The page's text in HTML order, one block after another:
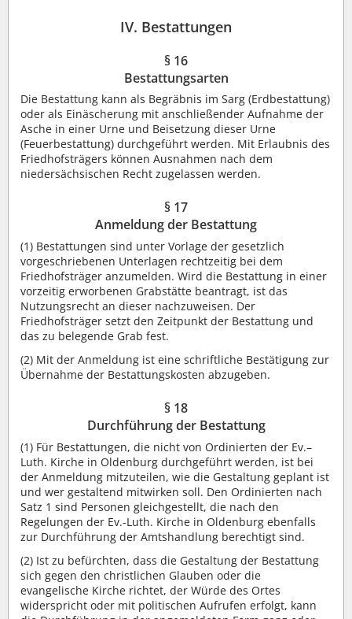
IV. Bestattungen
§ 16
Bestattungsarten
Die Bestattung kann als Begräbnis im Sarg (Erdbestattung)
oder als Einäscherung mit anschließender Aufnahme der
Asche in einer Urne und Beisetzung dieser Urne
(Feuerbestattung) durchgeführt werden. Mit Erlaubnis des
Friedhofsträgers können Ausnahmen nach dem
niedersächsischen Recht zugelassen werden.
§ 17
Anmeldung der Bestattung
(1) Bestattungen sind unter Vorlage der gesetzlich
vorgeschriebenen Unterlagen rechtzeitig bei dem
Friedhofsträger anzumelden. Wird die Bestattung in einer
vorzeitig erworbenen Grabstätte beantragt, ist das
Nutzungsrecht an dieser nachzuweisen. Der
Friedhofsträger setzt den Zeitpunkt der Bestattung und
das zu belegende Grab fest.
(2) Mit der Anmeldung ist eine schriftliche Bestätigung zur
Übernahme der Bestattungskosten abzugeben.
§ 18
Durchführung der Bestattung
(1) Für Bestattungen, die nicht von Ordinierten der Ev.–
Luth. Kirche in Oldenburg durchgeführt werden, ist bei
der Anmeldung mitzuteilen, wie die Gestaltung geplant ist
und wer gestaltend mitwirken soll. Den Ordinierten nach
Satz 1 sind Personen gleichgestellt, die nach den
Regelungen der Ev.-Luth. Kirche in Oldenburg ebenfalls
zur Durchführung der Amtshandlung berechtigt sind.
(2) Ist zu befürchten, dass die Gestaltung der Bestattung
sich gegen den christlichen Glauben oder die
evangelische Kirche richtet, der Würde des Ortes
widerspricht oder mit politischen Aufrufen erfolgt, kann